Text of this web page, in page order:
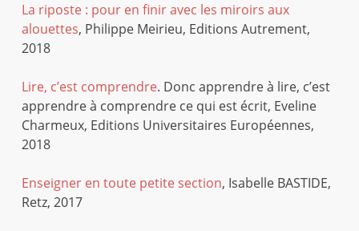
La riposte : pour en finir avec les miroirs aux
alouettes, Philippe Meirieu, Editions Autrement,
2018
Lire, c’est comprendre. Donc apprendre à lire, c’est
apprendre à comprendre ce qui est écrit, Eveline
Charmeux, Editions Universitaires Européennes,
2018
Enseigner en toute petite section, Isabelle BASTIDE,
Retz, 2017